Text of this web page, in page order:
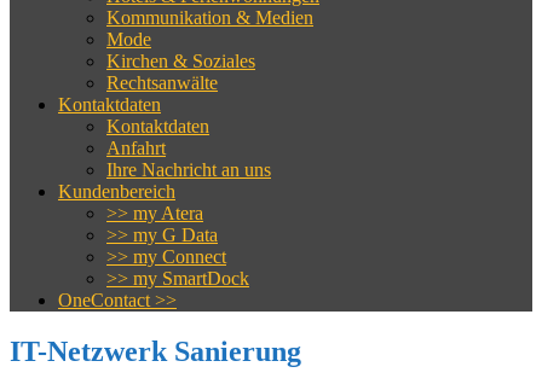
Kommunikation & Medien
Mode
Kirchen & Soziales
Rechtsanwälte
Kontaktdaten
Kontaktdaten
Anfahrt
Ihre Nachricht an uns
Kundenbereich
>> my Atera
>> my G Data
>> my Connect
>> my SmartDock
OneContact >>
IT-Netzwerk Sanierung